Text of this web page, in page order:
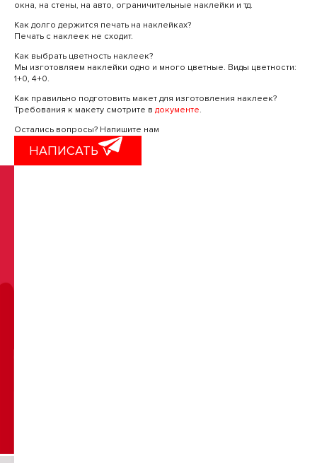
окна, на стены, на авто, ограничительные наклейки и тд.
Как долго держится печать на наклейках?
Печать с наклеек не сходит.
Как выбрать цветность наклеек?
Мы изготовляем наклейки одно и много цветные. Виды цветности:
1+0, 4+0.
Как правильно подготовить макет для изготовления наклеек?
Требования к макету смотрите в документе.
Остались вопросы? Напишите нам
НАПИСАТЬ